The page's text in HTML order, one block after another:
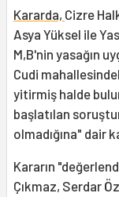
Kararda, Cizre
Asya Yüksel ile
M,B'nin yasağın
Cudi
yitirmiş halde
başlatılan
olmadığına" dair
Kararın
Çıkmaz, Serdar